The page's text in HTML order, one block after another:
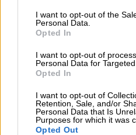
I want to opt-out of the
Personal Data.
Opted In
I want to opt-out of
Personal Data for Targeted
Opted In
I want to opt-out of
Retention, Sale, and/or
Personal Data that Is
Purposes for which it was
Opted Out
ausencia de un
resto de municipios
efectos de la
Lidia Navarrete
Más artículos de este autor
martes, 12 de enero de 2021